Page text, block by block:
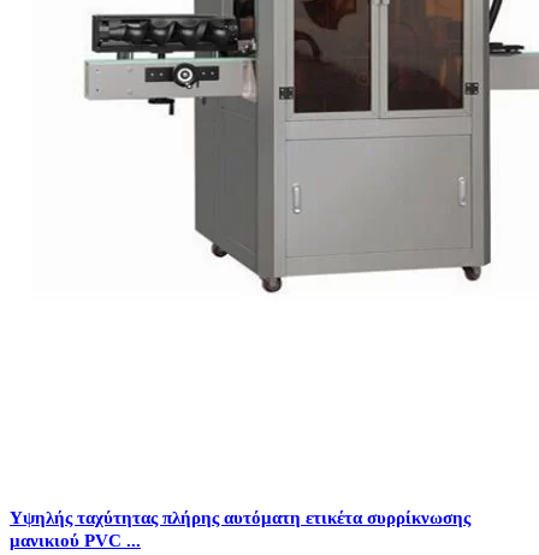
Υψηλής ταχύτητας πλήρης αυτόματη ετικέτα συρρίκνωσης
μανικιού PVC ...